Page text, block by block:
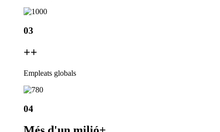
03
++
Empleats globals
04